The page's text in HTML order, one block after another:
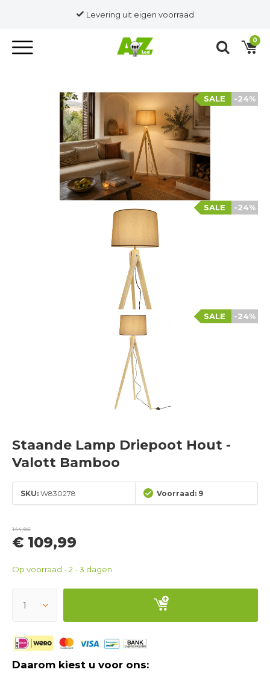
Levering uit eigen voorraad
0
-24%
SALE
-24%
SALE
-24%
SALE
Staande Lamp Driepoot Hout -
Valott Bamboo
SKU: W830278 Voorraad: 9
144,95
€ 109,99
Op voorraad - 2 - 3 dagen
Daarom kiest u voor ons: